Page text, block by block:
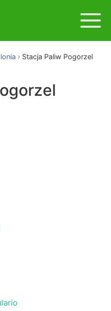
Stacja Paliw Pogorzel